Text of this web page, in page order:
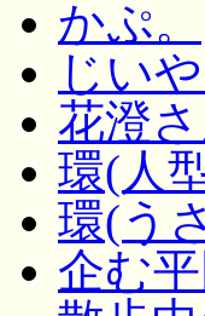
かぷ。
じい
花澄
環(人
環(う
企む